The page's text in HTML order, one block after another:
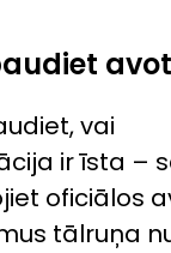
vai
ir īsta –
oficiālos
tālruņa